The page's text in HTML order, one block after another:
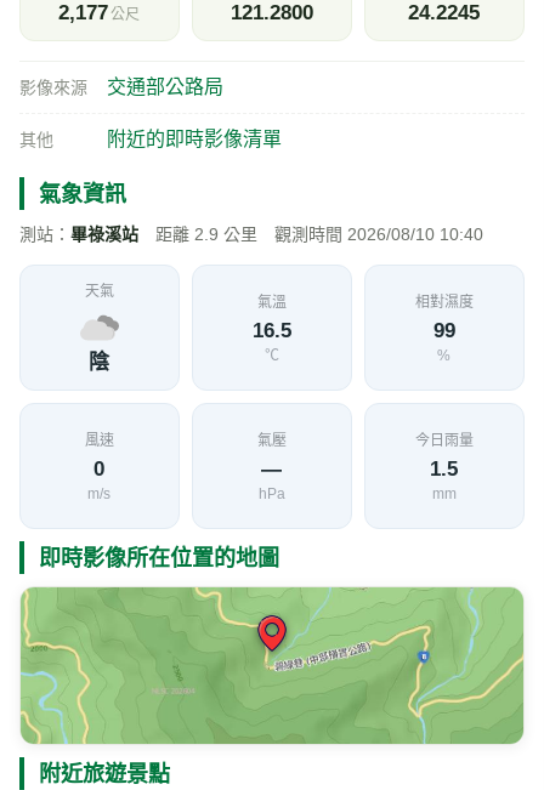
2,177公尺 121.2800 24.2245
影像來源 交通部公路局
其他 附近的即時影像清單
氣象資訊
測站： 畢祿溪站 距離 2.9 公里 觀測時間 2026/08/10 10:40
天氣
陰
氣溫
16.5
℃
相對濕度
99
%
風速
0
m/s
氣壓
—
hPa
今日雨量
1.5
mm
即時影像所在位置的地圖
附近旅遊景點